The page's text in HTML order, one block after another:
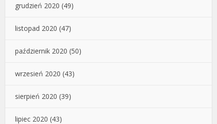
grudzień 2020 (49)
listopad 2020 (47)
październik 2020 (50)
wrzesień 2020 (43)
sierpień 2020 (39)
lipiec 2020 (43)